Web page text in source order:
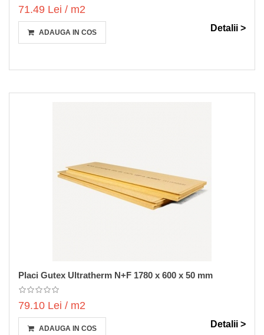
71.49 Lei / m2
ADAUGA IN COS Detalii >
Placi Gutex Ultratherm N+F 1780 x 600 x 50 mm
79.10 Lei / m2
ADAUGA IN COS Detalii >